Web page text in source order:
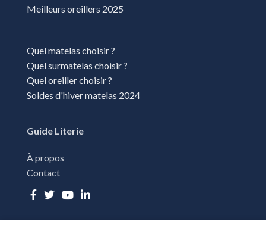
Meilleurs oreillers 2025
Quel matelas choisir ?
Quel surmatelas choisir ?
Quel oreiller choisir ?
Soldes d'hiver matelas 2024
Guide Literie
À propos
Contact